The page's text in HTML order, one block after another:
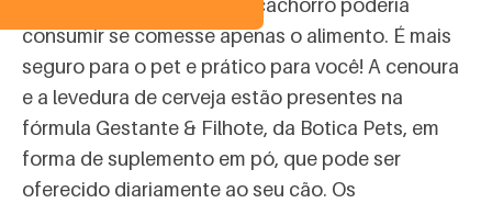
capacidade que qualquer cachorro poderia
consumir se comesse apenas o alimento. É mais
seguro para o pet e prático para você! A cenoura
e a levedura de cerveja estão presentes na
fórmula Gestante & Filhote, da Botica Pets, em
forma de suplemento em pó, que pode ser
oferecido diariamente ao seu cão. Os